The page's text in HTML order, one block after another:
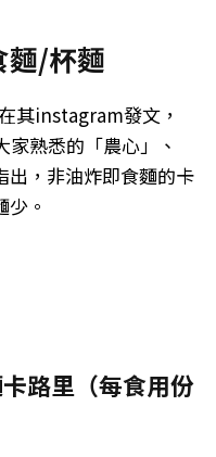
麵/杯麵
其instagram發文，
熟悉的「農心」、
出，非油炸即食麵的卡
。
路里（每食用份